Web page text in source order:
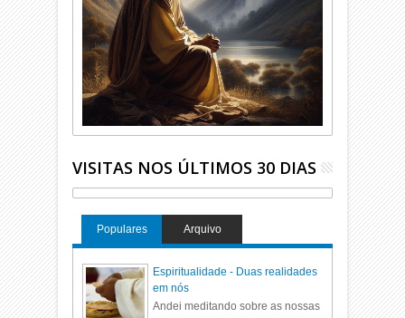
VISITAS NOS ÚLTIMOS 30 DIAS
Populares Arquivo
Espiritualidade - Duas realidades
em nós
Andei meditando sobre as nossas